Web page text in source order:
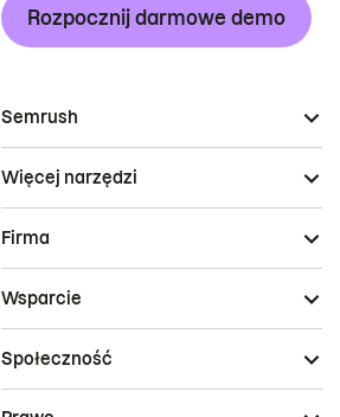
Rozpocznij darmowe demo
Semrush
Więcej narzędzi
Firma
Wsparcie
Społeczność